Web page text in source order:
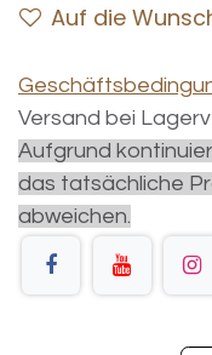
Auf die
Versand bei
Aufgrund
das tatsächliche
abweichen.